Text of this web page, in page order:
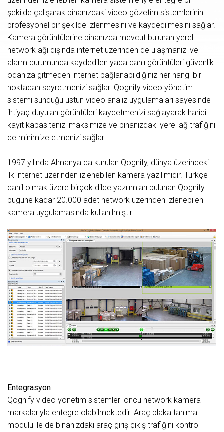
şekilde çalışarak binanızdaki video gözetim sistemlerinin
profesyonel bir şekilde izlenmesini ve kaydedilmesini sağlar.
Kamera görüntülerine binanızda mevcut bulunan yerel
network ağı dışında internet üzerinden de ulaşmanızı ve
alarm durumunda kaydedilen yada canlı görüntüleri güvenlik
odanıza gitmeden internet bağlanabildiğiniz her hangi bir
noktadan seyretmenizi sağlar. Qognify video yönetim
sistemi sunduğu üstün video analiz uygulamaları sayesinde
ihtiyaç duyulan görüntüleri kaydetmenizi sağlayarak harici
kayıt kapasitenizi maksimize ve binanızdaki yerel ağ trafiğini
de minimize etmenizi sağlar.
1997 yılında Almanya da kurulan Qognify, dünya üzerindeki
ilk internet üzerinden izlenebilen kamera yazılımıdır. Türkçe
dahil olmak üzere birçok dilde yazılımları bulunan Qognify
bugüne kadar 20.000 adet network üzerinden izlenebilen
kamera uygulamasında kullanılmıştır.
Entegrasyon
Qognify video yönetim sistemleri öncü network kamera
markalarıyla entegre olabilmektedir. Araç plaka tanıma
modülü ile de binanızdaki araç giriş çıkış trafiğini kontrol